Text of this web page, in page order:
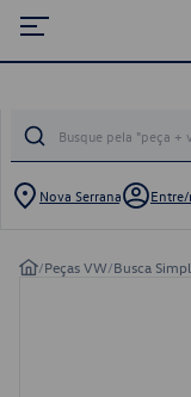
Nova Serrana
/Peças VW/Busca